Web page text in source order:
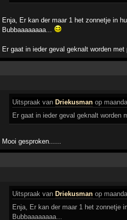
Enja, Er kan der maar 1 het zonnetje in
Bubbaaaaaaaa...
Er gaat in ieder geval geknalt worden met
Uitspraak van Driekusman op
Er gaat in ieder geval geknalt worden
Mooi gesproken......
Uitspraak van Driekusman op
Enja, Er kan der maar 1 het zonnetje
Bubbaaaaaaaa...